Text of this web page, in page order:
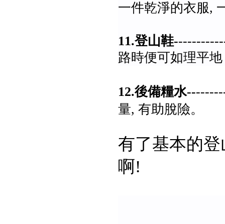
一件乾淨的衣
11.登山鞋-
路時便可如理平地
12.後備糧水--
量, 有助脫險。
有了基本的
啊!